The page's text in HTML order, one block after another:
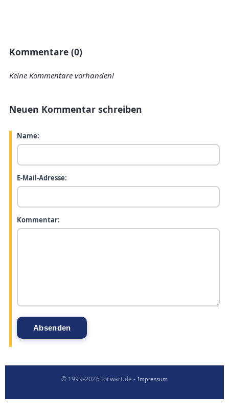
Kommentare (0)
Keine Kommentare vorhanden!
Neuen Kommentar schreiben
Name:
E-Mail-Adresse:
Kommentar:
© 1999-2026 torwart.de - Impressum